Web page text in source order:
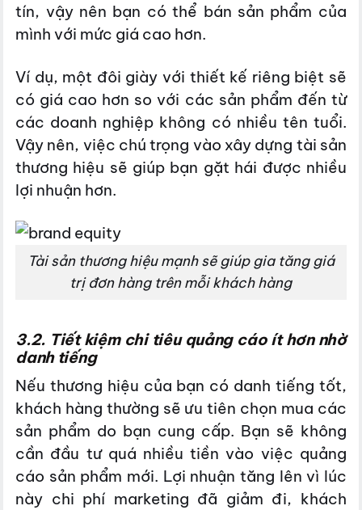
tín, vậy nên bạn có thể bán sản phẩm của
mình với mức giá cao hơn.
Ví dụ, một đôi giày với thiết kế riêng biệt sẽ
có giá cao hơn so với các sản phẩm đến từ
các doanh nghiệp không có nhiều tên tuổi.
Vậy nên, việc chú trọng vào xây dựng tài sản
thương hiệu sẽ giúp bạn gặt hái được nhiều
lợi nhuận hơn.
Tài sản thương hiệu mạnh sẽ giúp gia tăng giá
trị đơn hàng trên mỗi khách hàng
3.2. Tiết kiệm chi tiêu quảng cáo ít hơn nhờ
danh tiếng
Nếu thương hiệu của bạn có danh tiếng tốt,
khách hàng thường sẽ ưu tiên chọn mua các
sản phẩm do bạn cung cấp. Bạn sẽ không
cần đầu tư quá nhiều tiền vào việc quảng
cáo sản phẩm mới. Lợi nhuận tăng lên vì lúc
này chi phí marketing đã giảm đi, khách